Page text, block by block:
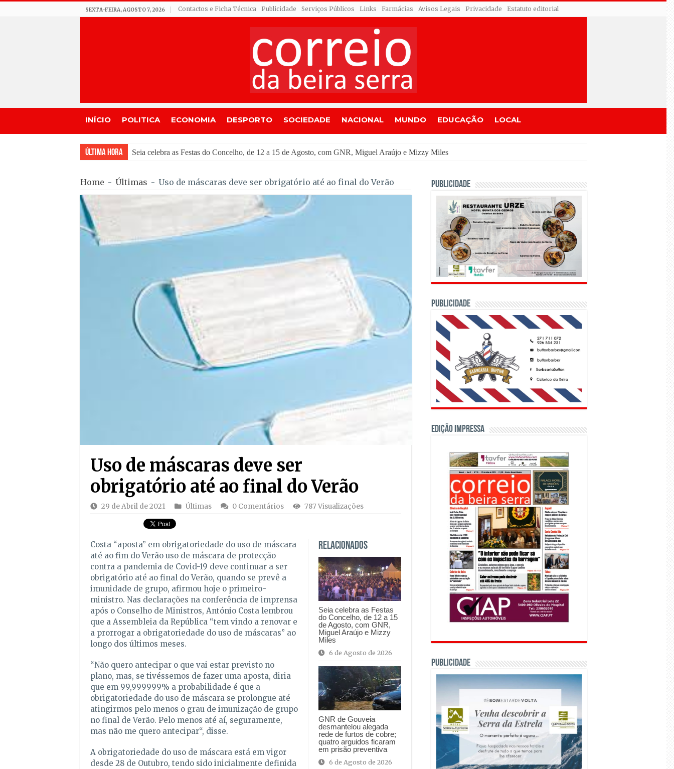
SEXTA-FEIRA, AGOSTO 7, 2026 Contactos e Ficha Técnica Publicidade Serviços Públicos Links Farmácias Avisos Legais Privacidade Estatuto editorial
INÍCIO POLITICA ECONOMIA DESPORTO SOCIEDADE NACIONAL MUNDO EDUCAÇÃO LOCAL
Última Hora GNR de Gouveia desmantelo
Home - Últimas - Uso de máscaras deve ser obrigatório até ao final do Verão
Uso de máscaras deve ser
obrigatório até ao final do Verão
29 de Abril de 2021 Últimas 0 Comentários 787 Visualizações
Relacionados
Seia celebra as Festas
do Concelho, de 12 a 15
de Agosto, com GNR,
Miguel Araújo e Mizzy
Miles
6 de Agosto de 2026
GNR de Gouveia
desmantelou alegada
rede de furtos de cobre;
quatro arguidos ficaram
em prisão preventiva
6 de Agosto de 2026
Costa “aposta” em obrigatoriedade do uso de máscara
até ao fim do Verão uso de máscara de protecção
contra a pandemia de Covid-19 deve continuar a ser
obrigatório até ao final do Verão, quando se prevê a
imunidade de grupo, afirmou hoje o primeiro-
ministro. Nas declarações na conferência de imprensa
após o Conselho de Ministros, António Costa lembrou
que a Assembleia da República “tem vindo a renovar e
a prorrogar a obrigatoriedade do uso de máscaras” ao
longo dos últimos meses.
“Não quero antecipar o que vai estar previsto no
plano, mas, se tivéssemos de fazer uma aposta, diria
que em 99,999999% a probabilidade é que a
obrigatoriedade do uso de máscara se prolongue até
atingirmos pelo menos o grau de imunização de grupo
no final de Verão. Pelo menos até aí, seguramente,
mas não me quero antecipar“, disse.
A obrigatoriedade do uso de máscara está em vigor
desde 28 de Outubro, tendo sido inicialmente definida
PUBLICIDADE
PUBLICIDADE
Edição Impressa
PUBLICIDADE